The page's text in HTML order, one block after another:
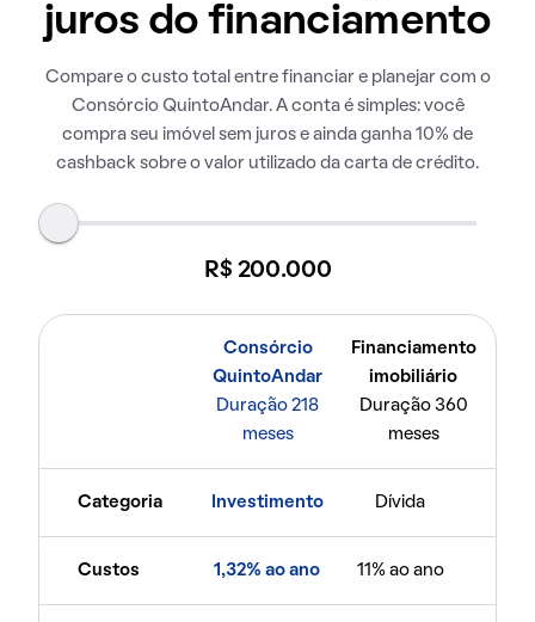
juros do financiamento
Compare o custo total entre financiar e planejar com o
Consórcio QuintoAndar. A conta é simples: você
compra seu imóvel sem juros e ainda ganha 10% de
cashback sobre o valor utilizado da carta de crédito.
R$ 200.000
Consórcio
QuintoAndar
Duração 218
meses
Financiamento
imobiliário
Duração 360
meses
Categoria Investimento Dívida
Custos 1,32% ao ano 11% ao ano